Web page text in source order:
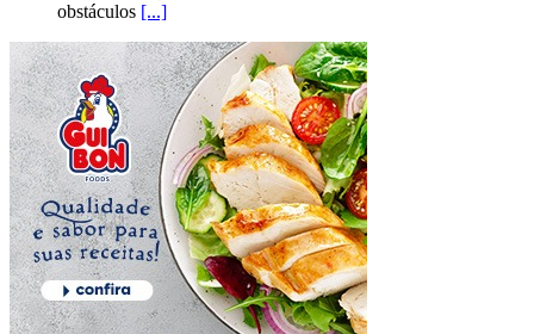
obstáculos [...]